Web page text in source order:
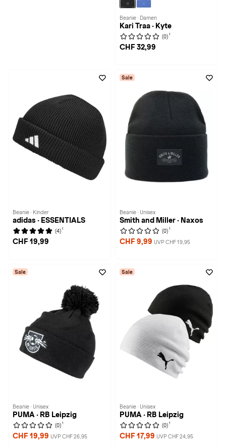
Beanie · Damen
Kari Traa · Kyte
(0) 1
CHF 32,99
Beanie · Kinder
adidas · ESSENTIALS
(4) 1
CHF 19,99
Sale
Beanie · Unisex
Smith and Miller · Naxos
(0) 1
CHF 9,99 UVP CHF 19,95
Sale
Beanie · Unisex
PUMA · RB Leipzig
(0) 1
CHF 19,99 UVP CHF 26,95
Sale
Beanie · Unisex
PUMA · RB Leipzig
(0) 1
CHF 17,99 UVP CHF 24,95